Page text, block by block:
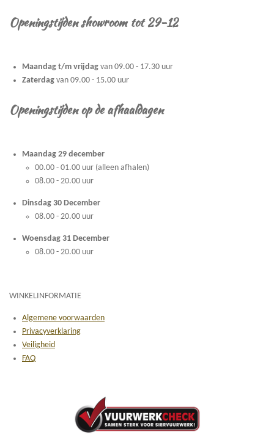
Openingstijden showroom tot 29-12
Maandag t/m vrijdag van 09.00 - 17.30 uur
Zaterdag van 09.00 - 15.00 uur
Openingstijden op de afhaaldagen
Maandag 29 december
00.00 - 01.00 uur (alleen afhalen)
08.00 - 20.00 uur
Dinsdag 30 December
08.00 - 20.00 uur
Woensdag 31 December
08.00 - 20.00 uur
WINKELINFORMATIE
Algemene voorwaarden
Privacyverklaring
Veiligheid
FAQ